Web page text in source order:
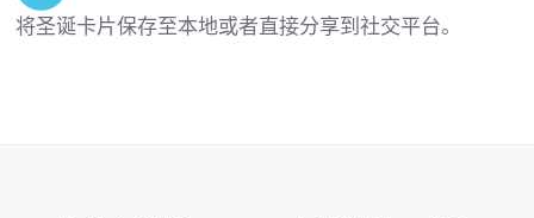
将圣诞卡片保存至本地或者直接分享到社交平台。